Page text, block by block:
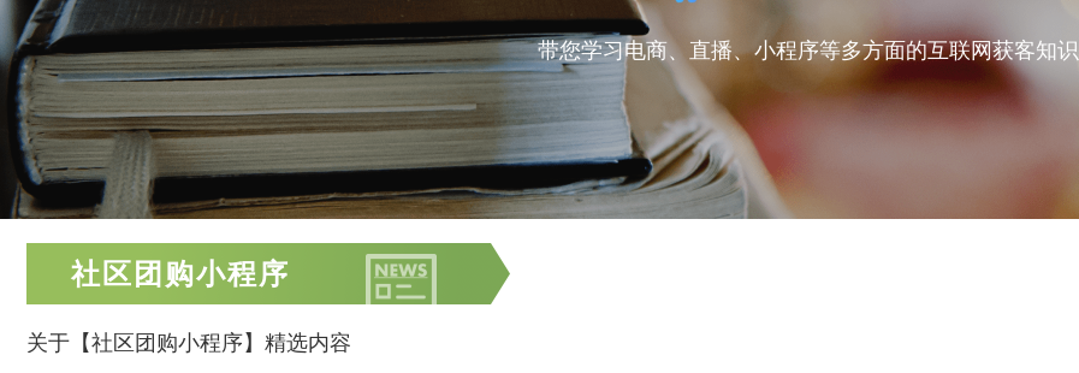
带您学习电商、直播、小程序等多方面的互联网获客知识
社区团购小程序
关于【社区团购小程序】精选内容